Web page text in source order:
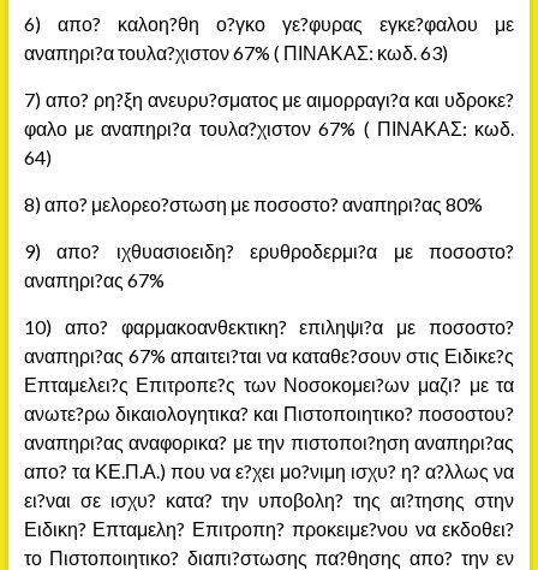
6) απο? καλοη?θη ο?γκο γε?φυρας εγκε?φαλου με
αναπηρι?α τουλα?χιστον 67% ( ΠΙΝΑΚΑΣ: κωδ. 63)
7) απο? ρη?ξη ανευρυ?σματος με αιμορραγι?α και υδροκε?
φαλο με αναπηρι?α τουλα?χιστον 67% ( ΠΙΝΑΚΑΣ: κωδ.
64)
8) απο? μελορεο?στωση με ποσοστο? αναπηρι?ας 80%
9) απο? ιχθυασιοειδη? ερυθροδερμι?α με ποσοστο?
αναπηρι?ας 67%
10) απο? φαρμακοανθεκτικη? επιληψι?α με ποσοστο?
αναπηρι?ας 67% απαιτει?ται να καταθε?σουν στις Ειδικε?ς
Επταμελει?ς Επιτροπε?ς των Νοσοκομει?ων μαζι? με τα
ανωτε?ρω δικαιολογητικα? και Πιστοποιητικο? ποσοστου?
αναπηρι?ας αναφορικα? με την πιστοποι?ηση αναπηρι?ας
απο? τα ΚΕ.Π.Α.) που να ε?χει μο?νιμη ισχυ? η? α?λλως να
ει?ναι σε ισχυ? κατα? την υποβολη? της αι?τησης στην
Ειδικη? Επταμελη? Επιτροπη? προκειμε?νου να εκδοθει?
το Πιστοποιητικο? διαπι?στωσης πα?θησης απο? την εν